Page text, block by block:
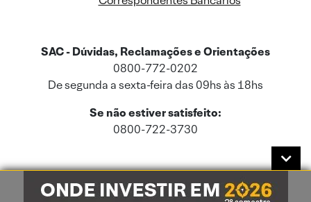
SAC - Dúvidas, Reclamações e Orientações
0800-772-0202
De segunda a sexta-feira das 09hs às 18hs
Se não estiver satisfeito:
0800-722-3730
Este site usa cookies e dados pessoais de acordo com a nossaPolítica de
Cookies
e a nossaPolítica de Privacidade.